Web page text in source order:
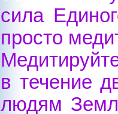
сила
просто
в течение
людям